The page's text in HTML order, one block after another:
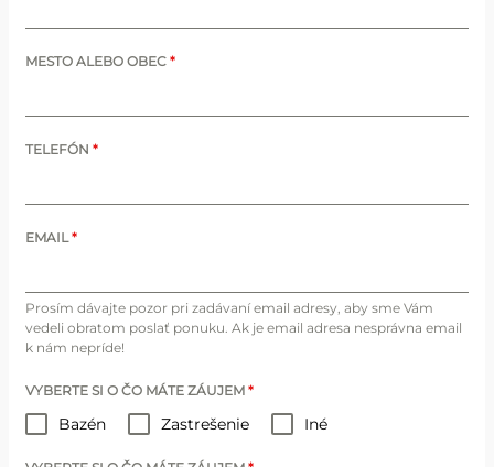
MESTO ALEBO OBEC *
TELEFÓN *
EMAIL *
Prosím dávajte pozor pri zadávaní email adresy, aby sme Vám
vedeli obratom poslať ponuku. Ak je email adresa nesprávna email
k nám nepríde!
VYBERTE SI O ČO MÁTE ZÁUJEM *
Bazén Zastrešenie Iné